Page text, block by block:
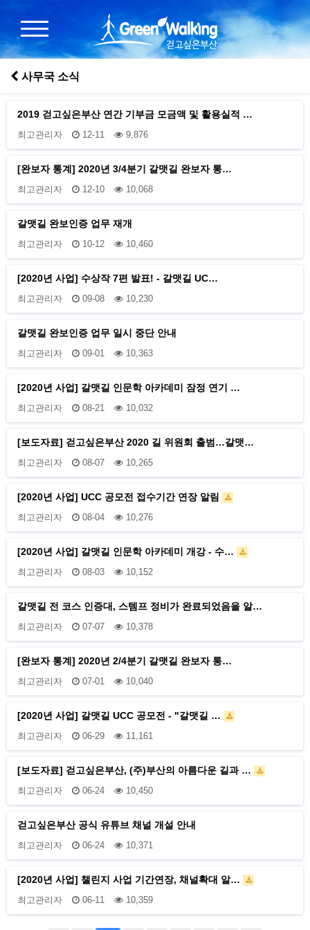
사무국 소식
2019 걷고싶은부산 연간 기부금 모금액 및 활용실적 …
최고관리자 12-11 9,876
[완보자 통계] 2020년 3/4분기 갈맷길 완보자 통…
최고관리자 12-10 10,068
갈맷길 완보인증 업무 재개
최고관리자 10-12 10,460
[2020년 사업] 수상작 7편 발표! - 갈맷길 UC…
최고관리자 09-08 10,230
갈맷길 완보인증 업무 일시 중단 안내
최고관리자 09-01 10,363
[2020년 사업] 갈맷길 인문학 아카데미 잠정 연기 …
최고관리자 08-21 10,032
[보도자료] 걷고싶은부산 2020 길 위원회 출범…갈맷…
최고관리자 08-07 10,265
[2020년 사업] UCC 공모전 접수기간 연장 알림
최고관리자 08-04 10,276
[2020년 사업] 갈맷길 인문학 아카데미 개강 - 수…
최고관리자 08-03 10,152
갈맷길 전 코스 인증대, 스템프 정비가 완료되었음을 알…
최고관리자 07-07 10,378
[완보자 통계] 2020년 2/4분기 갈맷길 완보자 통…
최고관리자 07-01 10,040
[2020년 사업] 갈맷길 UCC 공모전 - "갈맷길 …
최고관리자 06-29 11,161
[보도자료] 걷고싶은부산, (주)부산의 아름다운 길과 …
최고관리자 06-24 10,450
걷고싶은부산 공식 유튜브 채널 개설 안내
최고관리자 06-24 10,371
[2020년 사업] 챌린지 사업 기간연장, 채널확대 알…
최고관리자 06-11 10,359